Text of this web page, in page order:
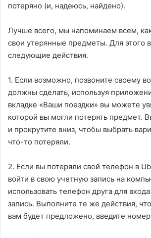
потеряно (и, надеюсь, найдено).
Лучше всего, мы напоминаем всем,
свои утерянные предметы. Для этого
следующие действия.
1. Если возможно, позвоните своему
должны сделать, используя
вкладке «Ваши поездки» вы можете
которой вы могли потерять предмет.
и прокрутите вниз, чтобы выбрать
что-то потеряли.
2. Если вы потеряли свой телефон в
войти в свою учетную запись на
использовать телефон друга для
запись. Выполните те же действия,
вам будет предложено, введите